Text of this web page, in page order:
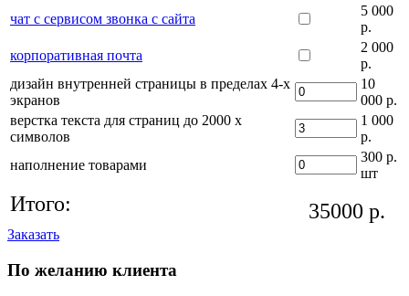
чат с сервисом звонка с сайта
5 000
р.
корпоративная почта
2 000
р.
дизайн внутренней страницы в пределах 4-х
экранов
10
000 р.
верстка текста для страниц до 2000 х
символов
1 000
р.
наполнение товарами
300 р.
шт
Итого: 35000 р.
Заказать
По желанию клиента